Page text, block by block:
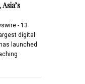
- 13
digital
launched